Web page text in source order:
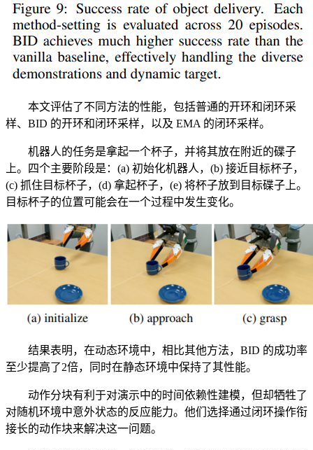
本文评估了不同方法的性能，包括普通的开环和闭环采
样、BID 的开环和闭环采样，以及 EMA 的闭环采样。
机器人的任务是拿起一个杯子，并将其放在附近的碟子
上。四个主要阶段是：(a) 初始化机器人，(b) 接近目标杯子，
(c) 抓住目标杯子，(d) 拿起杯子，(e) 将杯子放到目标碟子上。
目标杯子的位置可能会在一个过程中发生变化。
结果表明，在动态环境中，相比其他方法，BID 的成功率
至少提高了2倍，同时在静态环境中保持了其性能。
动作分块有利于对演示中的时间依赖性建模，但却牺牲了
对随机环境中意外状态的反应能力。他们选择通过闭环操作衔
接长的动作块来解决这一问题。